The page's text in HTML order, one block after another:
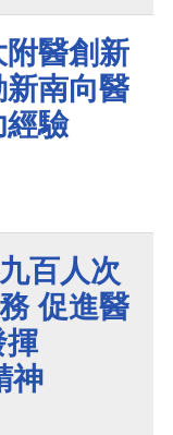
醫創新
南向醫
經驗
百人次
促進醫
揮
神